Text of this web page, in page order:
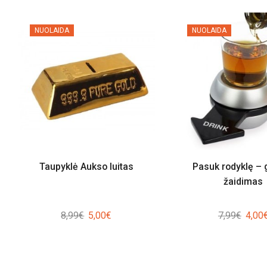
NUOLAIDA
Taupyklė Aukso luitas
8,99€ Original
5,00€
NUOLAIDA
Pasuk rodyklę –
žaidimas
7,99€ 4,00